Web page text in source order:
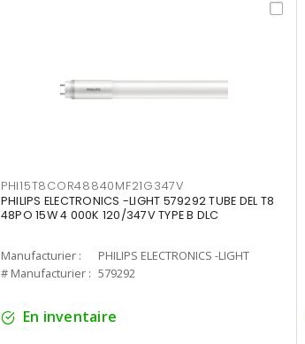
PHI15T8COR48840MF21G347V
PHILIPS ELECTRONICS -LIGHT 579292 TUBE DEL T8
48PO 15W 4 000K 120/347V TYPE B DLC
Manufacturier :
PHILIPS ELECTRONICS -LIGHT
# Manufacturier : 579292
En inventaire